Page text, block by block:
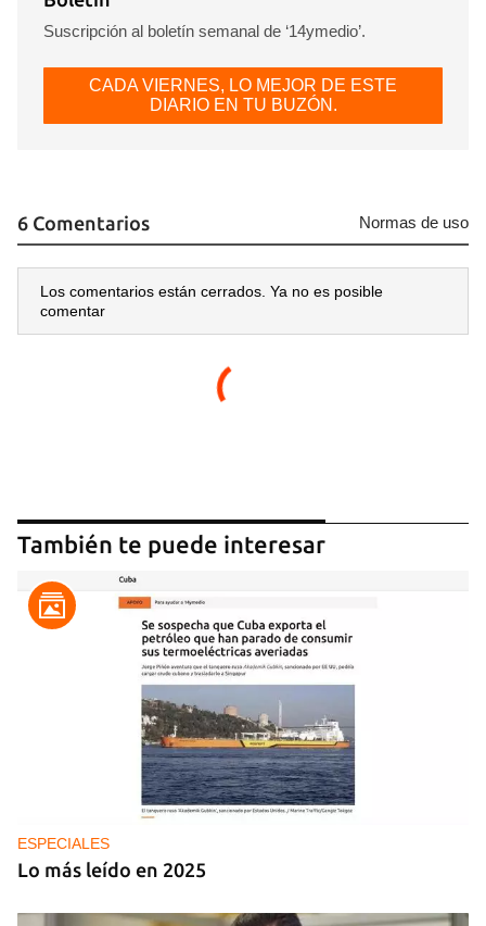
Guardar como favorito
Para poder guardar como favorito, primero has de
iniciar sesión con tu cuenta de 14ymedio.
Suscripción al boletín semanal de ‘14ymedio’.
CADA VIERNES, LO MEJOR DE ESTE
DIARIO EN TU BUZÓN.
6 Comentarios Normas de uso
Los comentarios están cerrados. Ya no es posible
comentar
También te puede interesar
ESPECIALES
Lo más leído en 2025